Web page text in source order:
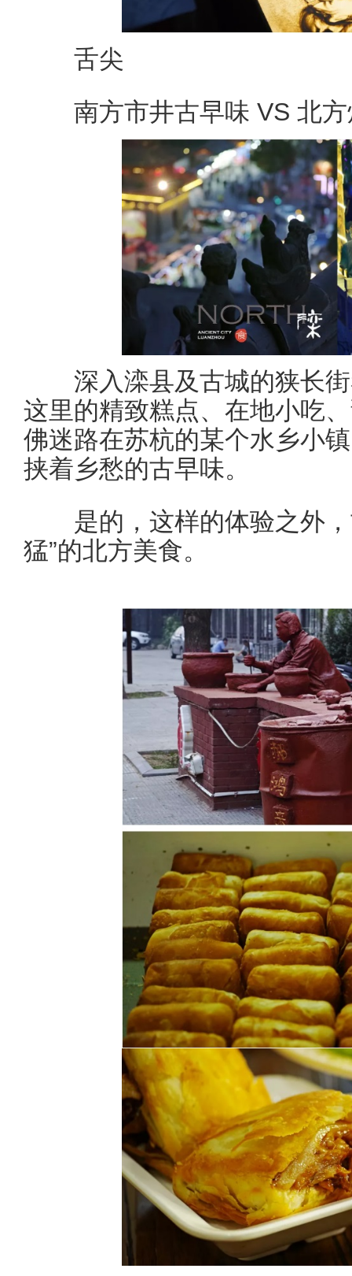
舌尖
南方市井古早味 VS 北方
深入滦县及古城的狭长街
这里的精致糕点、在地小吃
佛迷路在苏杭的某个水乡小
挟着乡愁的古早味。
是的，这样的体验之外，
猛”的北方美食。